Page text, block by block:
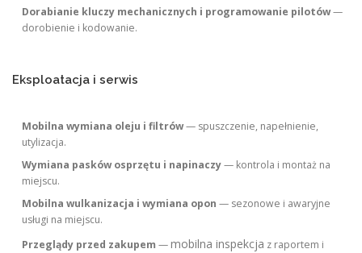
Dorabianie kluczy mechanicznych i programowanie pilotów—
dorobienie i kodowanie.
Eksploatacja i serwis
Mobilna wymiana oleju i filtrów— spuszczenie, napełnienie,
utylizacja.
Wymiana pasków osprzętu i napinaczy— kontrola i montaż na
miejscu.
Mobilna wulkanizacja i wymiana opon — sezonowe i awaryjne
usługi na miejscu.
Przeglądy przed zakupem —mobilna inspekcja z raportem i